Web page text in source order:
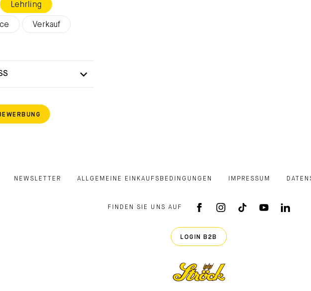
Lehrling
Verkauf
NEWSLETTER ALLGEMEINE EINKAUFSBEDINGUNGEN IMPRESSUM
FINDEN SIE UNS AUF
FACEBOOK APP
INSTAGRAM
TIKTOKYOUTUBE
LOGIN B2B